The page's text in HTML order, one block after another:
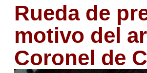
Rueda de
motivo del
Coronel de